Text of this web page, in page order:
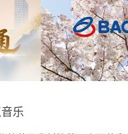
宣发项目提供音乐版权
为《
乐